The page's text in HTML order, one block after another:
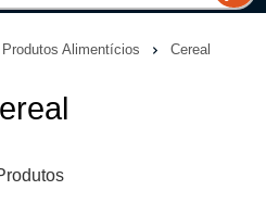
Produtos Alimentícios Cereal